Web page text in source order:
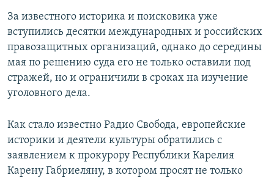
За известного историка и поисковика уже
вступились десятки международных и российских
правозащитных организаций, однако до середины
мая по решению суда его не только оставили под
стражей, но и ограничили в сроках на изучение
уголовного дела.
Как стало известно Радио Свобода, европейские
историки и деятели культуры обратились с
заявлением к прокурору Республики Карелия
Карену Габриеляну, в котором просят не только